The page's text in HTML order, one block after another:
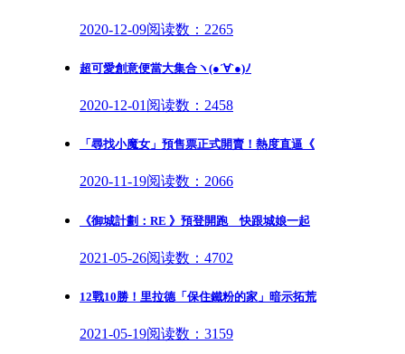
2020-12-09阅读数：2265
超可愛創意便當大集合ヽ(●´∀`●)ﾉ
2020-12-01 阅读数：2458
「尋找小魔女」預售票正式開賣！熱度直逼《
2020-11-19阅读数：2066
《御城計劃：RE 》預登開跑 快跟城娘一起
2021-05-26阅读数：4702
12戰10勝！里拉德「保住鐵粉的家」暗示拓荒
2021-05-19阅读数：3159